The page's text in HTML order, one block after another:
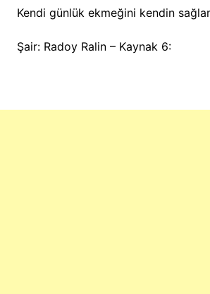
Kendi günlük ekmeğini kendin
Şair: Radoy Ralin – Kaynak 6: